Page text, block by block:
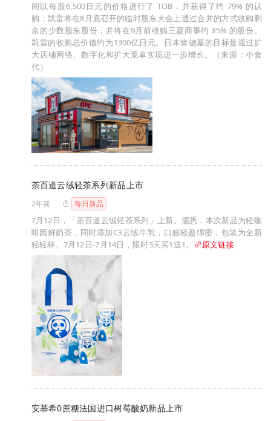
间以每股6,500日元的价格进行了 TOB，并获得了约 79% 的认
购；凯雷将在8月底召开的临时股东大会上通过合并的方式收购剩
余的少数股东股份，并将在9月前收购三菱商事约 35% 的股份。
凯雷的收购总价值约为1300亿日元。日本肯德基的目标是通过扩
大店铺网络、数字化和扩大菜单实现进一步增长。（来源：小食
代）
茶百道云绒轻茶系列新品上市
2年前 每日新品
7月12日，「茶百道云绒轻茶系列」上新。据悉，本次新品为轻咖
啡因鲜奶茶，同时添加C3云绒牛乳，口感轻盈绵密，包装为全新
轻轻杯。7月12日-7月14日，限时3天买1送1。
原文链接
安慕希0蔗糖法国进口树莓酸奶新品上市